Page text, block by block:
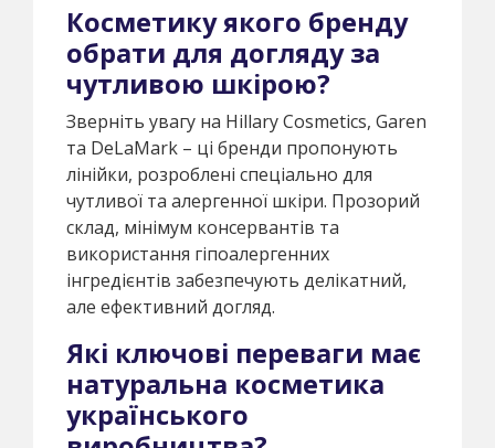
Косметику якого бренду
обрати для догляду за
чутливою шкірою?
Зверніть увагу на Hillary Cosmetics, Garen
та DeLaMark – ці бренди пропонують
лінійки, розроблені спеціально для
чутливої та алергенної шкіри. Прозорий
склад, мінімум консервантів та
використання гіпоалергенних
інгредієнтів забезпечують делікатний,
але ефективний догляд.
Які ключові переваги має
натуральна косметика
українського